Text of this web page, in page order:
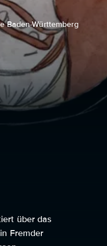
Baden-Württemberg
über das
Fremder